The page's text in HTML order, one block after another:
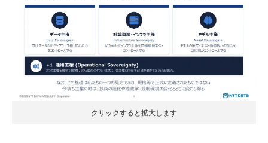
クリックすると拡大します